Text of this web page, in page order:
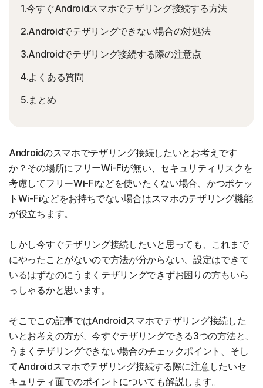
1.今すぐAndroidスマホでテザリング接続する方法
2.Androidでテザリングできない場合の対処法
3.Androidでテザリング接続する際の注意点
4.よくある質問
5.まとめ
Androidのスマホでテザリング接続したいとお考えです
か？その場所にフリーWi-Fiが無い、セキュリティリスクを
考慮してフリーWi-Fiなどを使いたくない場合、かつポケッ
トWi-Fiなどをお持ちでない場合はスマホのテザリング機能
が役立ちます。
しかし今すぐテザリング接続したいと思っても、これまで
にやったことがないので方法が分からない、設定はできて
いるはずなのにうまくテザリングできずお困りの方もいら
っしゃるかと思います。
そこでこの記事ではAndroidスマホでテザリング接続した
いとお考えの方が、今すぐテザリングできる3つの方法と、
うまくテザリングできない場合のチェックポイント、そし
てAndroidスマホでテザリング接続する際に注意したいセ
キュリティ面でのポイントについても解説します。